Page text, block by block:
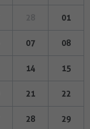
01
07 08
14 15
21 22
28 29